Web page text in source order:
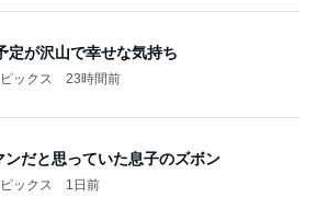
定が沢山で幸せな気持ち
ックス 23時間前
ンだと思っていた息子のズボン
ックス 1日前